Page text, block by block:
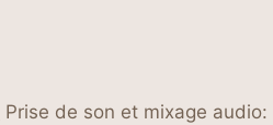
Prise de son et mixage audio: